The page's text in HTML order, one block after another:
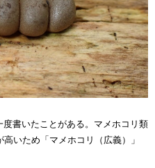
書いたことがある。マメホコリ類
いため「マメホコリ（広義）」